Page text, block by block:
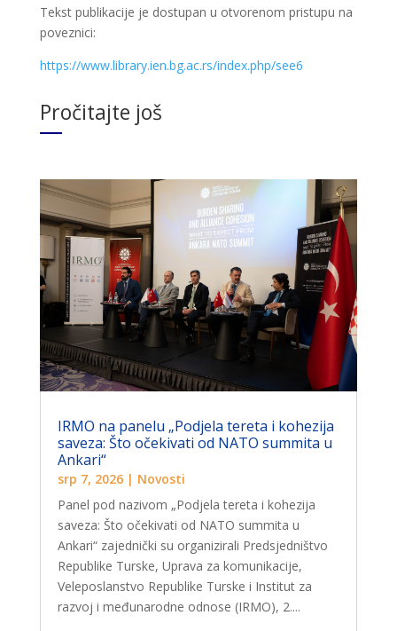
Tekst publikacije je dostupan u otvorenom pristupu na
poveznici:
https://www.library.ien.bg.ac.rs/index.php/see6
Pročitajte još
IRMO na panelu „Podjela tereta i kohezija
saveza: Što očekivati ​​od NATO summita u
Ankari“
srp 7, 2026| Novosti
Panel pod nazivom „Podjela tereta i kohezija
saveza: Što očekivati ​​od NATO summita u
Ankari“ zajednički su organizirali Predsjedništvo
Republike Turske, Uprava za komunikacije,
Veleposlanstvo Republike Turske i Institut za
razvoj i međunarodne odnose (IRMO), 2....